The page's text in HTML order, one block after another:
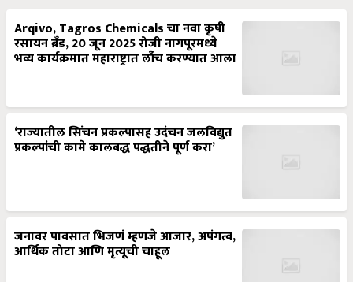
Arqivo, Tagros Chemicals चा नवा कृषी
रसायन ब्रँड, 20 जून 2025 रोजी नागपूरमध्ये
भव्य कार्यक्रमात महाराष्ट्रात लाँच करण्यात आला
‘राज्यातील सिंचन प्रकल्पासह उदंचन जलविद्युत
प्रकल्पांची कामे कालबद्ध पद्धतीने पूर्ण करा’
जनावर पावसात भिजणं म्हणजे आजार, अपंगत्व,
आर्थिक तोटा आणि मृत्यूची चाहूल